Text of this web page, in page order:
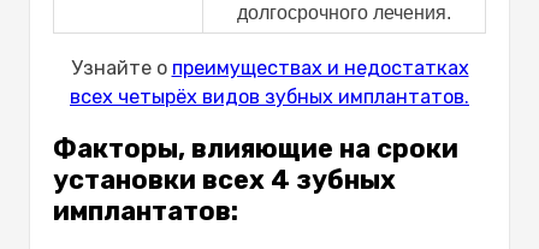
долгосрочного лечения.
Узнайте о преимуществах и недостатках
всех четырёх видов зубных имплантатов.
Факторы, влияющие на сроки
установки всех 4 зубных
имплантатов: